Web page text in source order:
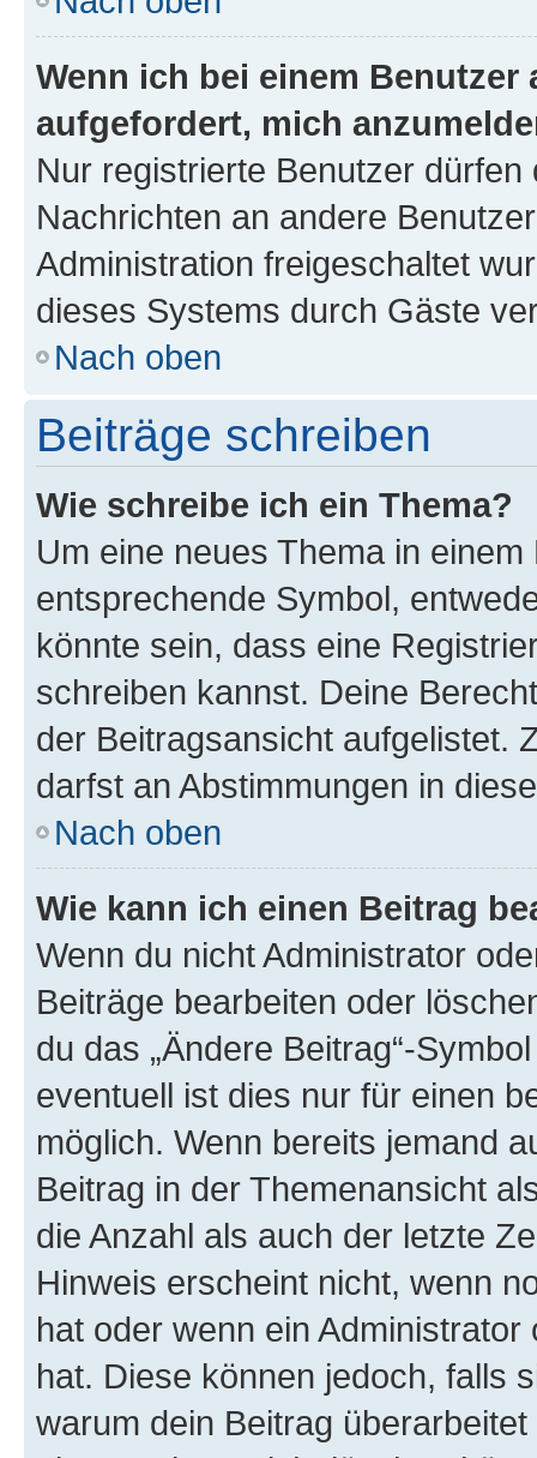
Wenn ich bei einem
aufgefordert, mich
Nur registrierte Benutzer
Nachrichten an andere
Administration freigeschaltet
dieses Systems durch Gäste
Nach oben
Beiträge schreiben
Wie schreibe ich ein Thema?
Um eine neues Thema in
entsprechende Symbol,
könnte sein, dass eine
schreiben kannst. Deine
der Beitragsansicht aufgelistet.
darfst an Abstimmungen in
Nach oben
Wie kann ich einen Beitrag
Wenn du nicht Administrator
Beiträge bearbeiten oder
du das „Ändere Beitrag“-
eventuell ist dies nur für einen
möglich. Wenn bereits jemand
Beitrag in der Themenansicht
die Anzahl als auch der letzte
Hinweis erscheint nicht, wenn
hat oder wenn ein
hat. Diese können jedoch, falls
warum dein Beitrag